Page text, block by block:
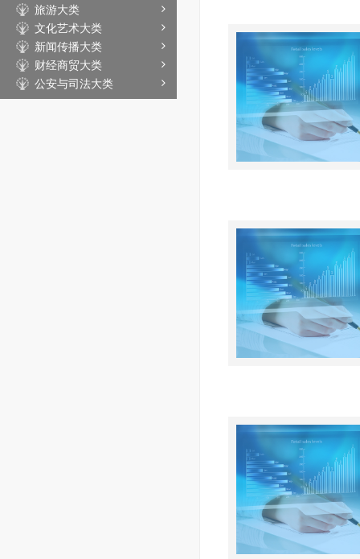
旅游大类
文化艺术大类
新闻传播大类
财经商贸大类
公安与司法大类